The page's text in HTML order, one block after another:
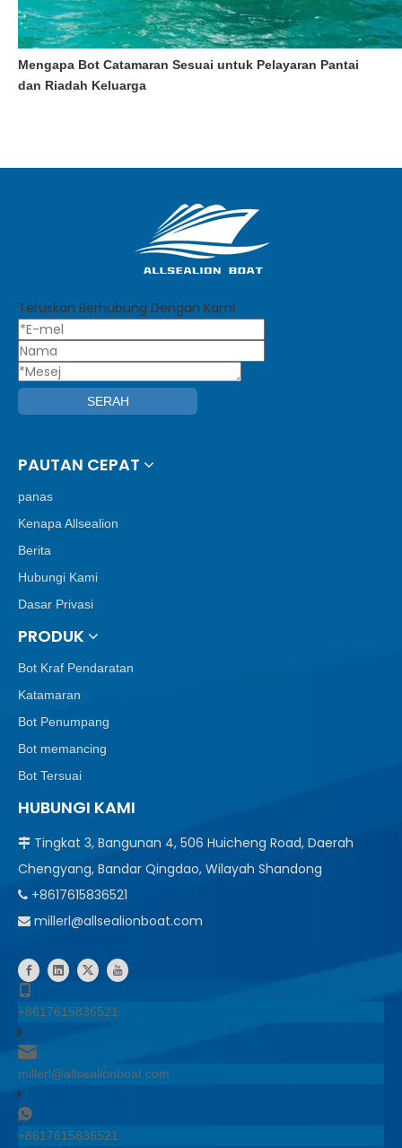
Mengapa Bot Catamaran Sesuai untuk Pelayaran Pantai
dan Riadah Keluarga
Teruskan Berhubung Dengan Kami
SERAH
PAUTAN CEPAT
panas
Kenapa Allsealion
Berita
Hubungi Kami
Dasar Privasi
PRODUK
Bot Kraf Pendaratan
Katamaran
Bot Penumpang
Bot memancing
Bot Tersuai
HUBUNGI KAMI
 Tingkat 3, Bangunan 4, 506 Huicheng Road, Daerah
Chengyang, Bandar Qingdao, Wilayah Shandong
 +8617615836521
 millerl@allsealionboat.com
+8617615836521
millerl@allsealionboat.com
+8617615836521